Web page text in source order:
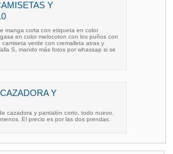
Y

manga corta con etiqueta en color
en color melocoton con los puños con
camiseta verde con cremalleta atras y
S, mando más fotos por whassap si se
Y
cazadora y pantalón corto, todo nuevo,
El precio es por las dos prendas.